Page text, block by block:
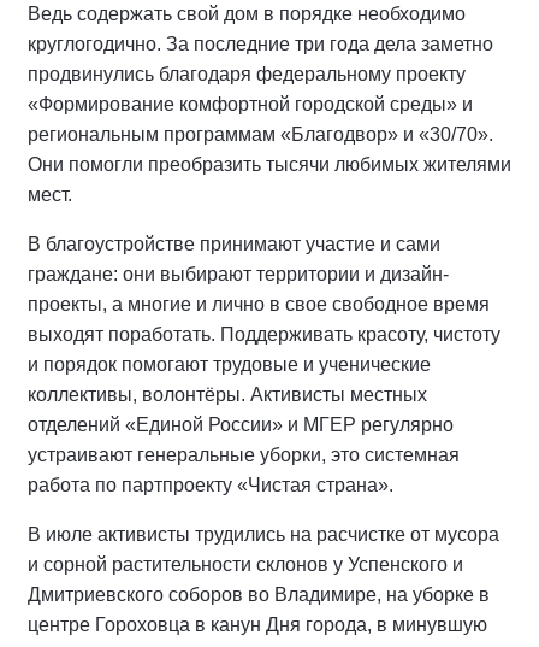
Ведь содержать свой дом в порядке необходимо
круглогодично. За последние три года дела заметно
продвинулись благодаря федеральному проекту
«Формирование комфортной городской среды» и
региональным программам «Благодвор» и «30/70».
Они помогли преобразить тысячи любимых жителями
мест.
В благоустройстве принимают участие и сами
граждане: они выбирают территории и дизайн-
проекты, а многие и лично в свое свободное время
выходят поработать. Поддерживать красоту, чистоту
и порядок помогают трудовые и ученические
коллективы, волонтёры. Активисты местных
отделений «Единой России» и МГЕР регулярно
устраивают генеральные уборки, это системная
работа по партпроекту «Чистая страна».
В июле активисты трудились на расчистке от мусора
и сорной растительности склонов у Успенского и
Дмитриевского соборов во Владимире, на уборке в
центре Гороховца в канун Дня города, в минувшую